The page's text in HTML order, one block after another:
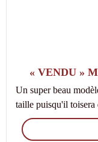
« VENDU »
Un super beau
taille puisqu'il toisera